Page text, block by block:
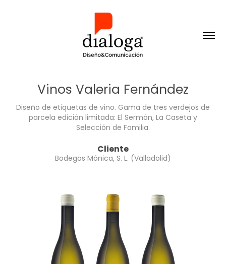
Vinos Valeria Fernández
Diseño de etiquetas de vino. Gama de tres verdejos de
parcela edición limitada: El Sermón, La Caseta y
Selección de Familia.
Cliente
Bodegas Mónica, S. L. (Valladolid)